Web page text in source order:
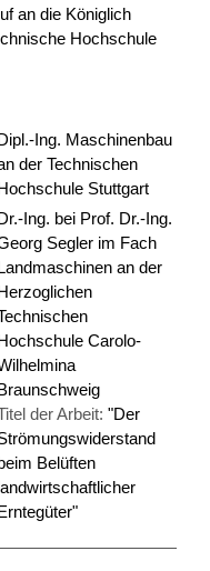
an die Königlich
Hochschule
Ing. Maschinenbau
der Technischen
Stuttgart
Ing. bei Prof. Dr.-Ing.
Segler im Fach
an der
Carolo-
der Arbeit: "Der
Belüften